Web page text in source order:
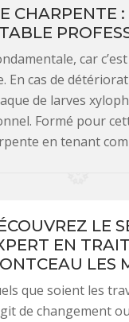
CHARPENTE
car
En cas de
de larves
Formé pour
en tenant
LE
EN
LES
que soient les
de changement